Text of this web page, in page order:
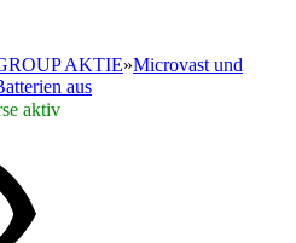
AKTIE»Microvast und
aus
aktiv